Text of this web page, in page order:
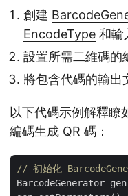
創建
EncodeType 和輸
設置所需二維碼的
將包含代碼的輸出
以下代碼示例解釋瞭
編碼生成 QR 碼：
// 初始化
BarcodeGenerator